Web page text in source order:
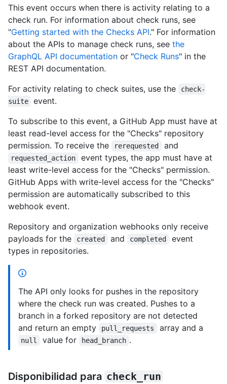
This event occurs when there is activity relating to a
check run. For information about check runs, see
"Getting started with the Checks API." For information
about the APIs to manage check runs, see the
GraphQL API documentation or "Check Runs" in the
REST API documentation.
For activity relating to check suites, use the
check-
suite
event.
To subscribe to this event, a GitHub App must have at
least read-level access for the "Checks" repository
permission. To receive the
rerequested and
requested_action
event types, the app must have at
least write-level access for the "Checks" permission.
GitHub Apps with write-level access for the "Checks"
permission are automatically subscribed to this
webhook event.
Repository and organization webhooks only receive
payloads for the
created and completed
event
types in repositories.
The API only looks for pushes in the repository
where the check run was created. Pushes to a
branch in a forked repository are not detected
and return an empty
pull_requests array and a
null value for head_branch .
Disponibilidad para check_run